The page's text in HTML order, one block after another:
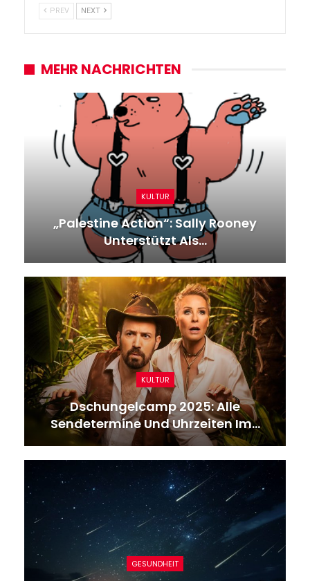
PREV NEXT
MEHR NACHRICHTEN
KULTUR
„Palestine Action“: Sally Rooney
Unterstützt Als…
KULTUR
Dschungelcamp 2025: Alle
Sendetermine Und Uhrzeiten Im…
GESUNDHEIT